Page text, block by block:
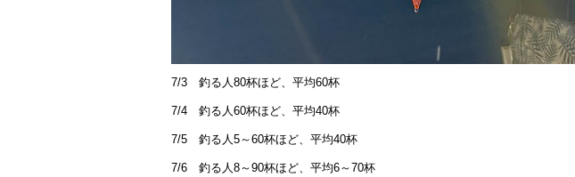
7/3 釣る人80杯ほど、平均60杯
7/4 釣る人60杯ほど、平均40杯
7/5 釣る人5～60杯ほど、平均40杯
7/6 釣る人8～90杯ほど、平均6～70杯